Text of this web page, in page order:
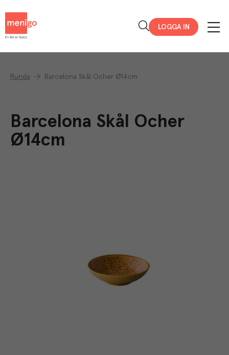
LOGGA IN
Runda Barcelona Skål Ocher Ø14cm
Barcelona Skål Ocher
Ø14cm